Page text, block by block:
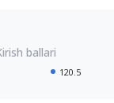
120.5